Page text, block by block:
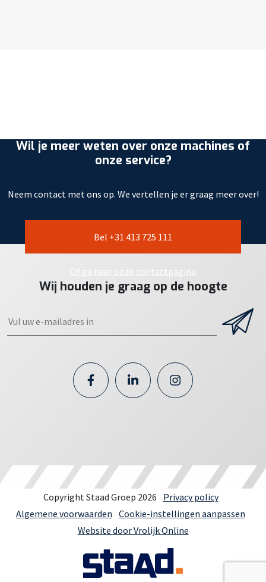
Wil je meer weten over onze machines of
onze service?
Neem contact met ons op. We vertellen je er graag meer over!
Bel +31 413 725 111
Of ga naar onze contactpagina
Wij houden je graag op de hoogte
Copyright Staad Groep 2026
Privacy policy
Algemene voorwaarden Cookie-instellingen aanpassen
Website door Vrolijk Online